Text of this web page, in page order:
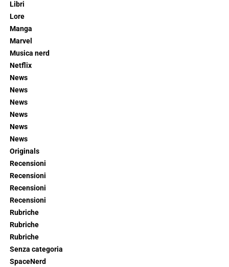
Libri
Lore
Manga
Marvel
Musica nerd
Netflix
News
News
News
News
News
News
Originals
Recensioni
Recensioni
Recensioni
Recensioni
Rubriche
Rubriche
Rubriche
Senza categoria
SpaceNerd